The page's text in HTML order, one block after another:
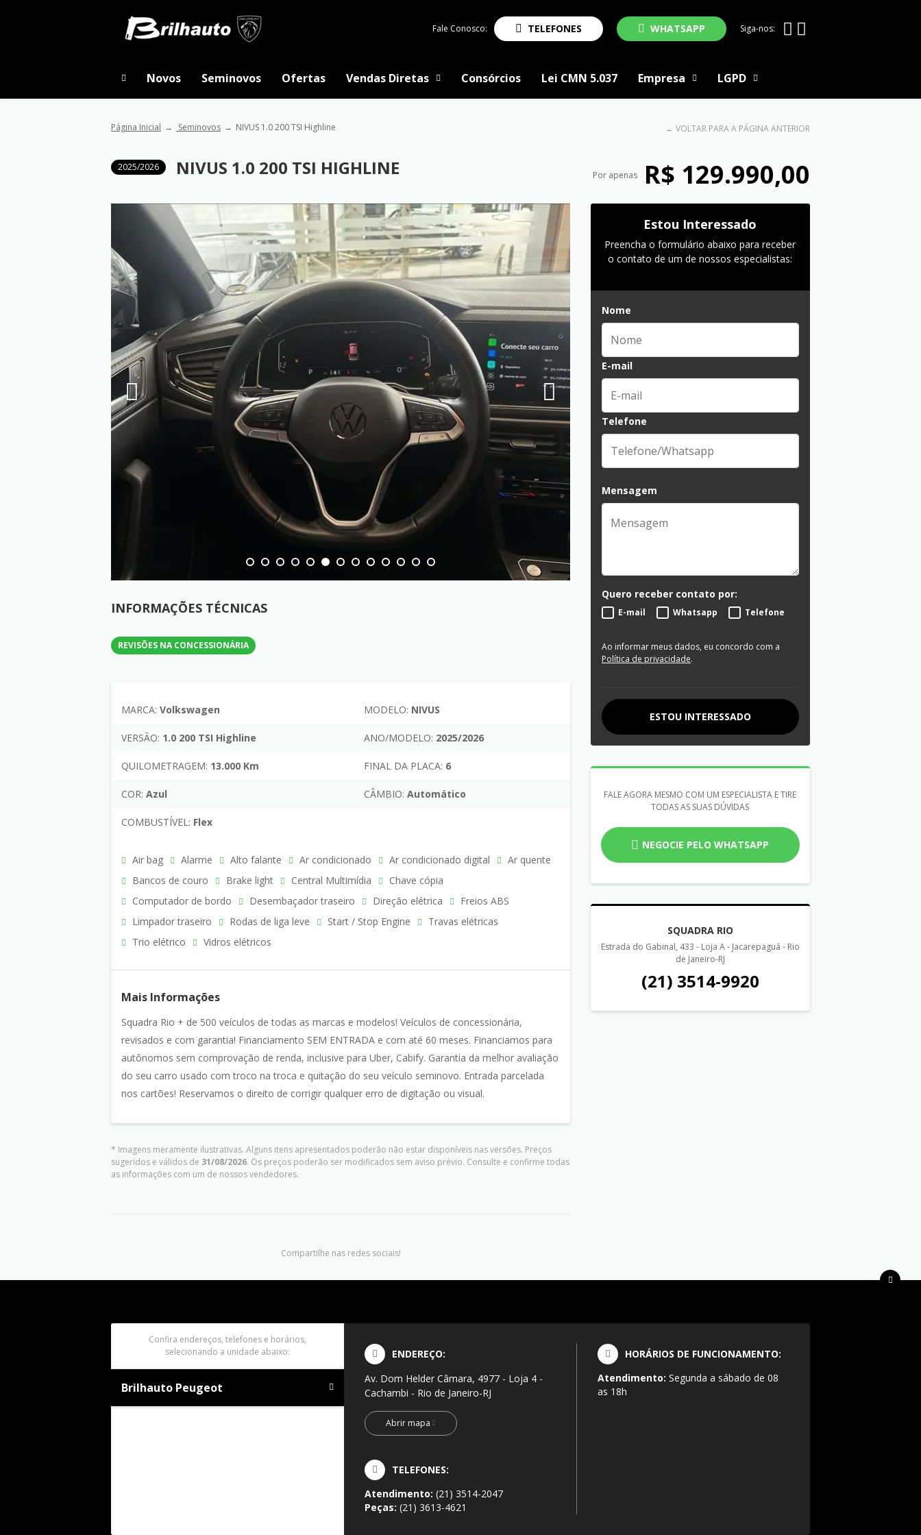
Fale Conosco: TELEFONES WHATSAPP Siga-nos:
Novos Seminovos Ofertas Vendas Diretas Consórcios Lei CMN 5.037 Empresa LGPD
Página Inicial Seminovos NIVUS 1.0 200 TSI Highline ← VOLTAR PARA A PÁGINA ANTERIOR
2025/2026 NIVUS 1.0 200 TSI HIGHLINE Por apenas R$ 129.990,00
INFORMAÇÕES TÉCNICAS
REVISÕES NA CONCESSIONÁRIA
MARCA: Volkswagen MODELO: NIVUS
VERSÃO: 1.0 200 TSI Highline ANO/MODELO: 2025/2026
QUILOMETRAGEM: 13.000 Km FINAL DA PLACA: 6
COR: Azul CÂMBIO: Automático
COMBUSTÍVEL: Flex
Air bag Alarme Alto falante Ar condicionado Ar condicionado digital
Ar quente
Bancos de couro
Brake light Central Multimídia
Chave cópia
Computador de bordo
Desembaçador traseiro Direção elétrica
Freios ABS
Limpador traseiro
Rodas de liga leve Start / Stop Engine
Travas elétricas
Trio elétrico
Vidros elétricos
Mais Informações
Squadra Rio + de 500 veículos de todas as marcas e modelos! Veículos de concessionária,
revisados e com garantia! Financiamento SEM ENTRADA e com até 60 meses. Financiamos para
autônomos sem comprovação de renda, inclusive para Uber, Cabify. Garantia da melhor avaliação
do seu carro usado com troco na troca e quitação do seu veículo seminovo. Entrada parcelada
nos cartões! Reservamos o direito de corrigir qualquer erro de digitação ou visual.
* Imagens meramente ilustrativas. Alguns itens apresentados poderão não estar disponíveis nas versões. Preços
sugeridos e válidos de 31/08/2026. Os preços poderão ser modificados sem aviso prévio. Consulte e confirme todas
as informações com um de nossos vendedores.
Compartilhe nas redes sociais!
Estou Interessado
Preencha o formulário abaixo para receber
o contato de um de nossos especialistas:
Nome
E-mail
Telefone
Mensagem
Quero receber contato por:
E-mail Whatsapp Telefone
Ao informar meus dados, eu concordo com a
Política de privacidade.
ESTOU INTERESSADO
FALE AGORA MESMO COM UM ESPECIALISTA E TIRE
TODAS AS SUAS DÚVIDAS
NEGOCIE PELO WHATSAPP
SQUADRA RIO
Estrada do Gabinal, 433 - Loja A - Jacarepaguá - Rio
de Janeiro-RJ
(21) 3514-9920
Confira endereços, telefones e horários,
selecionando a unidade abaixo:
Brilhauto Peugeot
ENDEREÇO:
Av. Dom Helder Câmara, 4977 - Loja 4 -
Cachambi - Rio de Janeiro-RJ
Abrir mapa
TELEFONES:
Atendimento: (21) 3514-2047
Peças: (21) 3613-4621
HORÁRIOS DE FUNCIONAMENTO:
Atendimento: Segunda a sábado de 08
as 18h